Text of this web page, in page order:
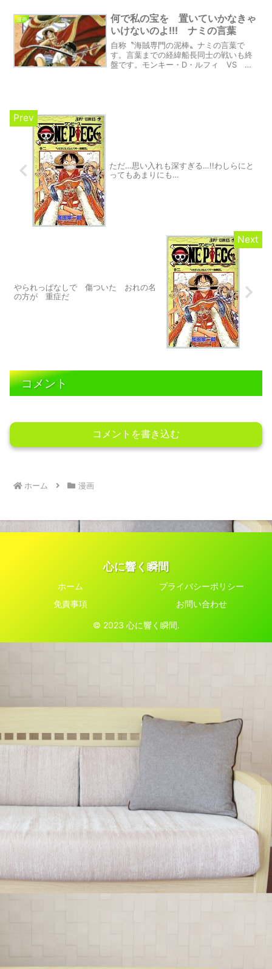
性を考察。
漫画
何で私の宝を 置いていかなきゃ
いけないのよ!!! ナミの言葉
自称〝海賊専門の泥棒〟ナミの言葉で
す。言葉までの経緯船長同士の戦いも終
盤です。モンキー・D・ルフィ VS バ
ただ…思い入れも深すぎる…!!わしらにと
ってもあまりにも…
やられっぱなしで 傷ついた おれの名
の方が 重症だ
コメント
コメントを書き込む
ホーム 漫画
心に響く瞬間
ホーム
プライバシーポリシー
免責事項
お問い合わせ
© 2023 心に響く瞬間.